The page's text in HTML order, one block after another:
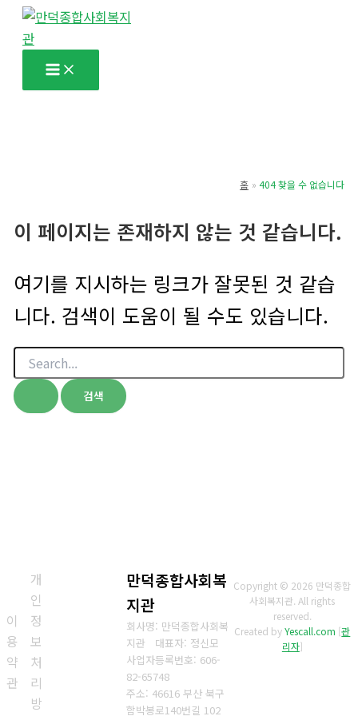
홈 404 찾을 수 없습니다
이 페이지는 존재하지 않는 것 같습니다.
여기를 지시하는 링크가 잘못된 것 같습
니다. 검색이 도움이 될 수도 있습니다.
검
대
상
이
용
약
관
개
인
정
보
처
리
방
만덕종합사회복
지관
회사명: 만덕종합사회복
지관 대표자: 정신모
사업자등록번호: 606-
82-65748
주소: 46616 부산 북구
함박봉로140번길 102
Copyright © 2026 만덕종합
사회복지관. All rights
reserved.
Created byYescall.com [관
리자]